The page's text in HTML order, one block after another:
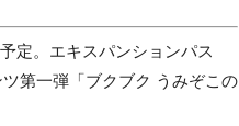
定。エキスパンションパス
第一弾「ブクブク うみぞこの